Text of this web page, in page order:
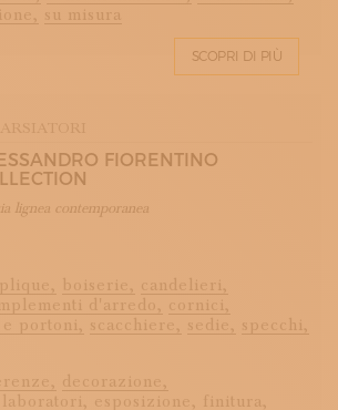
su misura
SCOPRI DI PIÙ
FIORENTINO
lignea contemporanea
boiserie,
candelieri,
d'arredo,
cornici,
portoni, scacchiere, sedie,
specchi,
decorazione,
esposizione, finitura,